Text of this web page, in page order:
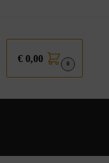
€ 0,00 0